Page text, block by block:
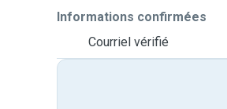
Informations confirmées
Courriel vérifié